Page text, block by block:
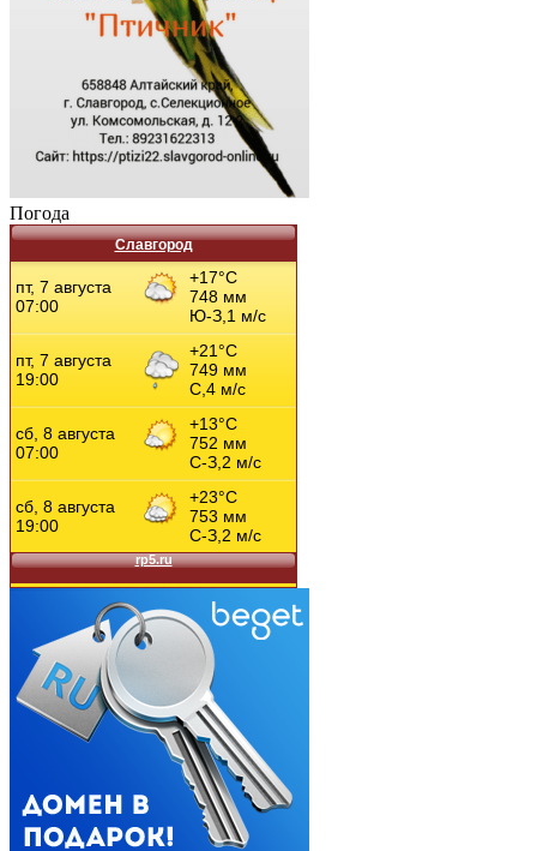
Погода
Славгород